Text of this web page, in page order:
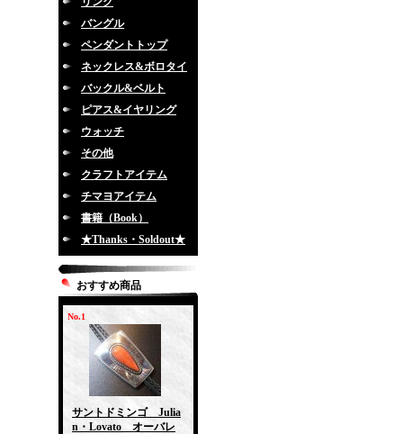
バングル
ペンダントトップ
ネックレス&ボロタイ
バックル&ベルト
ピアス&イヤリング
ウォッチ
その他
クラフトアイテム
チマヨアイテム
書籍（Book）
★Thanks・Soldout★
おすすめ商品
No.1
サントドミンゴ Julia
n・Lovato オーバレ